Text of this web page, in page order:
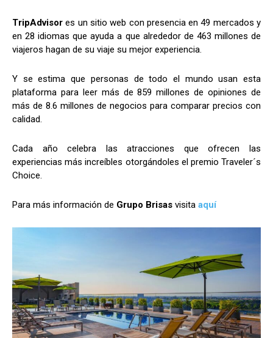
TripAdvisor es un sitio web con presencia en 49 mercados y
en 28 idiomas que ayuda a que alrededor de 463 millones de
viajeros hagan de su viaje su mejor experiencia.
Y se estima que personas de todo el mundo usan esta
plataforma para leer más de 859 millones de opiniones de
más de 8.6 millones de negocios para comparar precios con
calidad.
Cada año celebra las atracciones que ofrecen las
experiencias más increíbles otorgándoles el premio Traveler´s
Choice.
Para más información de Grupo Brisas visita aquí